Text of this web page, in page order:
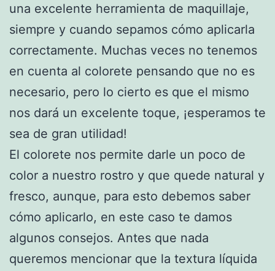
una excelente herramienta de maquillaje,
siempre y cuando sepamos cómo aplicarla
correctamente. Muchas veces no tenemos
en cuenta al colorete pensando que no es
necesario, pero lo cierto es que el mismo
nos dará un excelente toque, ¡esperamos te
sea de gran utilidad!
El colorete nos permite darle un poco de
color a nuestro rostro y que quede natural y
fresco, aunque, para esto debemos saber
cómo aplicarlo, en este caso te damos
algunos consejos. Antes que nada
queremos mencionar que la textura líquida